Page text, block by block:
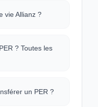
vie Allianz ?
? Toutes les
un PER ?